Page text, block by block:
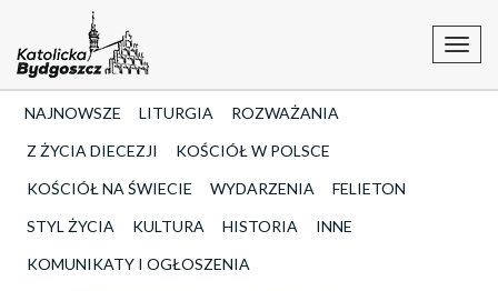
NAJNOWSZE LITURGIA
ROZWAŻANIA
Z ŻYCIA DIECEZJI
KOŚCIÓŁ W POLSCE
KOŚCIÓŁ NA ŚWIECIE
WYDARZENIA
FELIETON
STYL ŻYCIA
KULTURA HISTORIA
INNE
KOMUNIKATY I OGŁOSZENIA